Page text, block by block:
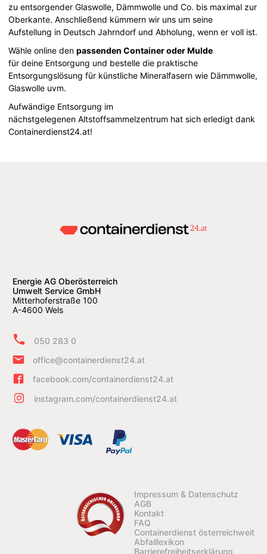
zu entsorgender Glaswolle, Dämmwolle und Co. bis maximal zur
Oberkante. Anschließend kümmern wir uns um seine
Aufstellung in Deutsch Jahrndorf und Abholung, wenn er voll ist.
Wähle online denpassenden Container oder Mulde
für deine Entsorgung und bestelle die praktische
Entsorgungslösung für künstliche Mineralfasern wie Dämmwolle,
Glaswolle uvm.
Aufwändige Entsorgung im
nächstgelegenen Altstoffsammelzentrum hat sich erledigt dank
Containerdienst24.at!
Energie AG Oberösterreich
Umwelt Service GmbH
Mitterhoferstraße 100
A-4600 Wels
050 283 0
office@containerdienst24.at
facebook.com/containerdienst24.at
instagram.com/containerdienst24.at
Impressum & Datenschutz
AGB
Kontakt
FAQ
Containerdienst österreichweit
Abfalllexikon
Barrierefreiheitserklärung